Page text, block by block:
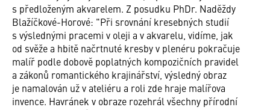
s předloženým akvarelem. Z posudku PhDr. Naděždy
Blažíčkové-Horové: "Při srovnání kresebných studií
s výslednými pracemi v oleji a v akvarelu, vidíme, jak
od svěže a hbitě načrtnuté kresby v plenéru pokračuje
malíř podle dobově poplatných kompozičních pravidel
a zákonů romantického krajinářství, výsledný obraz
je namalován už v ateliéru a roli zde hraje malířova
invence. Havránek v obraze rozehrál všechny přírodní